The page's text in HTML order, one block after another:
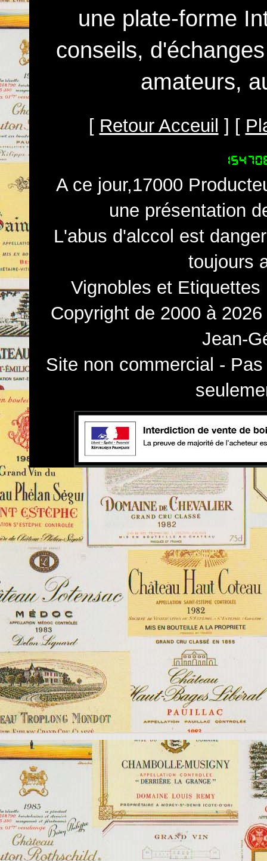
une plate-forme
conseils,
amateurs,
[ Retour Acceuil ] [
A ce jour,17000
une présentation
L'abus d'alccol est
toujours
Vignobles et
Copyright de 2000 à
Jean-
Site non commercial -